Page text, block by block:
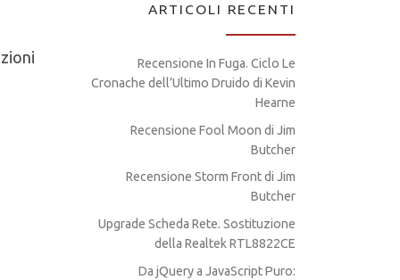
ARTICOLI RECENTI
Recensione In Fuga. Ciclo Le
Cronache dell’Ultimo Druido di Kevin
Hearne
Recensione Fool Moon di Jim
Butcher
Recensione Storm Front di Jim
Butcher
Upgrade Scheda Rete. Sostituzione
della Realtek RTL8822CE
Da jQuery a JavaScript Puro: